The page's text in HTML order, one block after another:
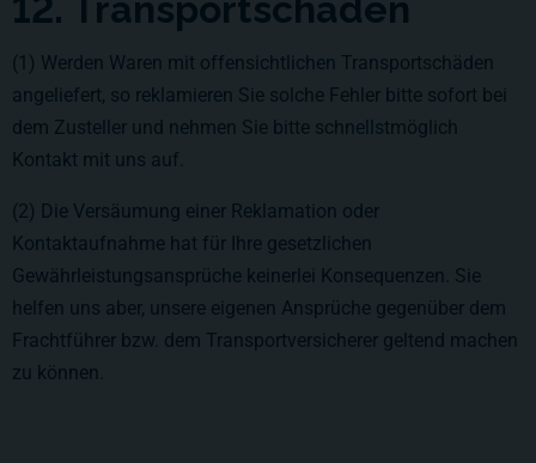
12. Transportschäden
(1) Werden Waren mit offensichtlichen Transportschäden
angeliefert, so reklamieren Sie solche Fehler bitte sofort bei
dem Zusteller und nehmen Sie bitte schnellstmöglich
Kontakt mit uns auf.
(2) Die Versäumung einer Reklamation oder
Kontaktaufnahme hat für Ihre gesetzlichen
Gewährleistungsansprüche keinerlei Konsequenzen. Sie
helfen uns aber, unsere eigenen Ansprüche gegenüber dem
Frachtführer bzw. dem Transportversicherer geltend machen
zu können.